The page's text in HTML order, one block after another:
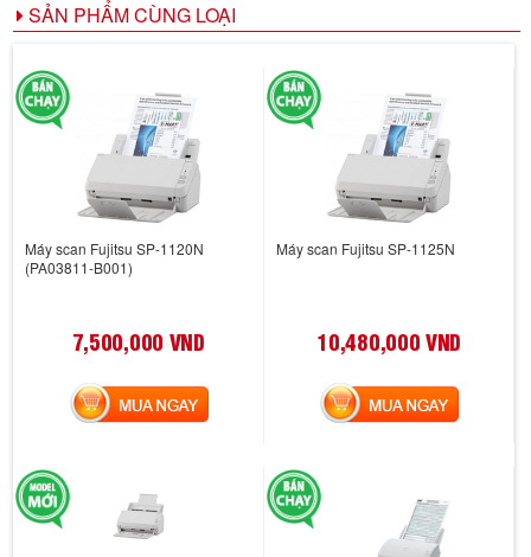
SẢN PHẨM CÙNG LOẠI
Máy scan Fujitsu SP-1120N
(PA03811-B001)
7,500,000 VND
MUA NGAY
Máy scan Fujitsu SP-1125N
10,480,000 VND
MUA NGAY